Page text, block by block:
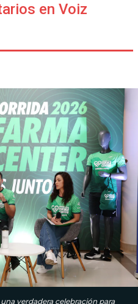
en Voiz
verdadera celebración para